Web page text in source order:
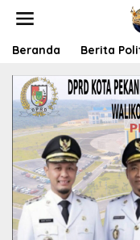
Beranda Berita